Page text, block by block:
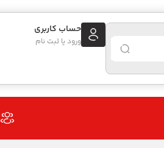
حساب کاربری
ورود یا ثبت نام